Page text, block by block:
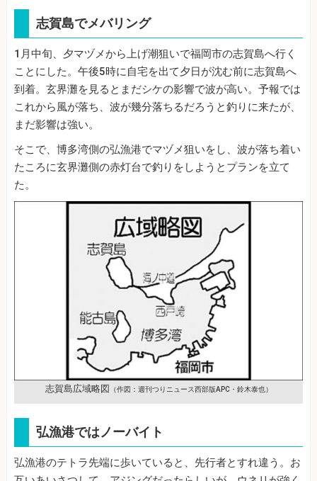
志賀島でメバリング
1月中旬、夕マヅメから上げ潮狙いで福岡市の志賀島へ行く
ことにした。午後5時に自宅を出て夕日が沈む前に志賀島へ
到着。玄界灘を見るとまだシケの影響で波が高い。予報では
これから風が落ち、波が幾分落ちるだろうと釣りに来たが、
まだ影響は強い。
そこで、博多湾側の弘漁港でマヅメ狙いをし、波が落ち着い
たころに玄界灘側の赤灯台で釣りをしようとプランを立て
た。
志賀島広域略図 （作図：週刊つりニュース西部版APC・鈴木泰也）
弘漁港ではノーバイト
弘漁港のテトラ先端に歩いていると、先行者とすれ違う。お